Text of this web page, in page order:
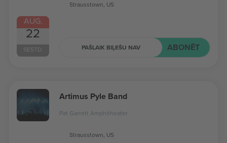
AUG.
22
SESTD.
Strausstown, US
PAŠLAIK BIĻEŠU NAV ABONĒT
Artimus Pyle Band
Pat Garrett Amphitheater
Strausstown, US